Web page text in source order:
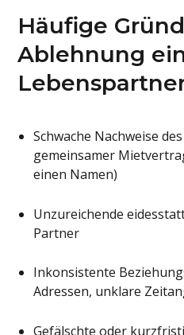
Häufige
Ablehnung
Schwache Nachweise
gemeinsamer
einen Namen)
Unzureichende
Partner
Inkonsistente
Adressen, unklare
Gefälschte oder